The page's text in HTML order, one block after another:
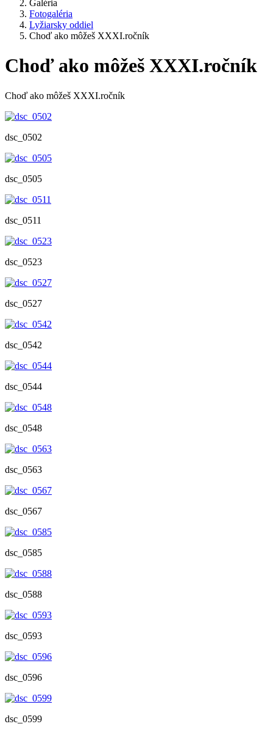
Galéria
Fotogaléria
Lyžiarsky oddiel
Choď ako môžeš XXXI.ročník
Choď ako môžeš XXXI.ročník
Choď ako môžeš XXXI.ročník
dsc_0502
dsc_0505
dsc_0511
dsc_0523
dsc_0527
dsc_0542
dsc_0544
dsc_0548
dsc_0563
dsc_0567
dsc_0585
dsc_0588
dsc_0593
dsc_0596
dsc_0599